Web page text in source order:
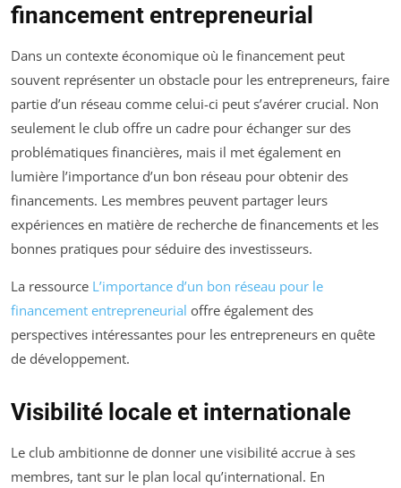
financement entrepreneurial
Dans un contexte économique où le financement peut
souvent représenter un obstacle pour les entrepreneurs, faire
partie d’un réseau comme celui-ci peut s’avérer crucial. Non
seulement le club offre un cadre pour échanger sur des
problématiques financières, mais il met également en
lumière l’importance d’un bon réseau pour obtenir des
financements. Les membres peuvent partager leurs
expériences en matière de recherche de financements et les
bonnes pratiques pour séduire des investisseurs.
La ressource L’importance d’un bon réseau pour le
financement entrepreneurial offre également des
perspectives intéressantes pour les entrepreneurs en quête
de développement.
Visibilité locale et internationale
Le club ambitionne de donner une visibilité accrue à ses
membres, tant sur le plan local qu’international. En